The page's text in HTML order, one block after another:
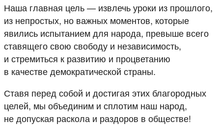
Наша главная цель — извлечь уроки из прошлого,
из непростых, но важных моментов, которые
явились испытанием для народа, превыше всего
ставящего свою свободу и независимость,
и стремиться к развитию и процветанию
в качестве демократической страны.
Ставя перед собой и достигая этих благородных
целей, мы объединим и сплотим наш народ,
не допуская раскола и раздоров в обществе!